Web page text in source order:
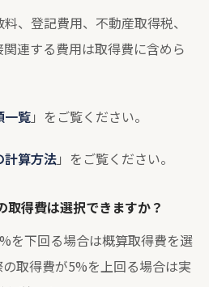
、登記費用、不動産取得税、
連する費用は取得費に含めら
一覧」をご覧ください。
計算方法」をご覧ください。
取得費は選択できますか？
を下回る場合は概算取得費を選
取得費が5%を上回る場合は実